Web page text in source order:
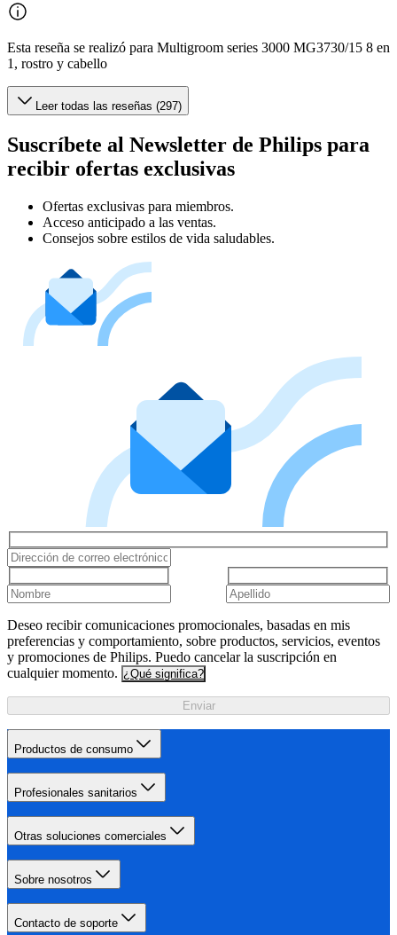
Esta reseña se realizó para Multigroom series 3000 MG3730/15 8 en
1, rostro y cabello
Leer todas las reseñas (297)
Suscríbete al Newsletter de Philips para
recibir ofertas exclusivas
Ofertas exclusivas para miembros.
Acceso anticipado a las ventas.
Consejos sobre estilos de vida saludables.
Deseo recibir comunicaciones promocionales, basadas en mis
preferencias y comportamiento, sobre productos, servicios, eventos
y promociones de Philips. Puedo cancelar la suscripción en
cualquier momento. ¿Qué significa?
Enviar
Productos de consumo
Profesionales sanitarios
Otras soluciones comerciales
Sobre nosotros
Contacto de soporte